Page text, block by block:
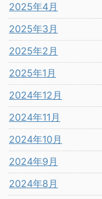
2025年4月
2025年3月
2025年2月
2025年1月
2024年12月
2024年11月
2024年10月
2024年9月
2024年8月